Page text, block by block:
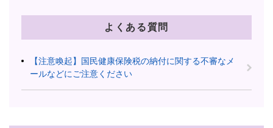
よくある質問
【注意喚起】国民健康保険税の納付に関する不審なメ
ールなどにご注意ください